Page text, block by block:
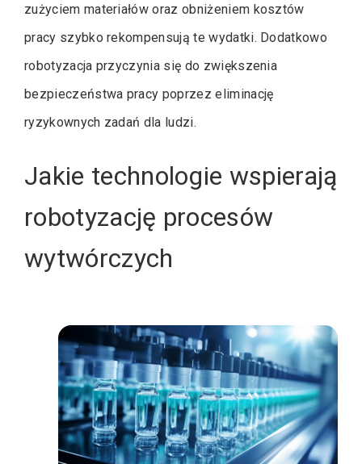
zużyciem materiałów oraz obniżeniem kosztów
pracy szybko rekompensują te wydatki. Dodatkowo
robotyzacja przyczynia się do zwiększenia
bezpieczeństwa pracy poprzez eliminację
ryzykownych zadań dla ludzi.
Jakie technologie wspierają
robotyzację procesów
wytwórczych